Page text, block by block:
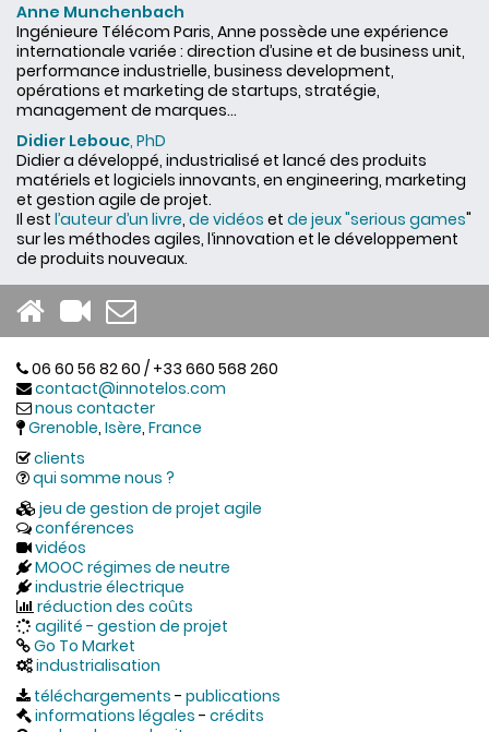
Anne Munchenbach
Ingénieure Télécom Paris, Anne possède une expérience
internationale variée : direction d’usine et de business unit,
performance industrielle, business development,
opérations et marketing de startups, stratégie,
management de marques...
Didier Lebouc, PhD
Didier a développé, industrialisé et lancé des produits
matériels et logiciels innovants, en engineering, marketing
et gestion agile de projet.
Il est l’auteur d’un livre, de vidéos et de jeux "serious games"
sur les méthodes agiles, l‘innovation et le développement
de produits nouveaux.
06 60 56 82 60 / +33 660 568 260
contact@innotelos.com
nous contacter
Grenoble, Isère, France
clients
qui somme nous ?
jeu de gestion de projet agile
conférences
vidéos
MOOC régimes de neutre
industrie électrique
réduction des coûts
agilité - gestion de projet
Go To Market
industrialisation
téléchargements - publications
informations légales - crédits